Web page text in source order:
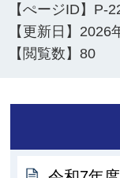
【ぺージID】 P-
【更新日】 2026
【閲覧数】80